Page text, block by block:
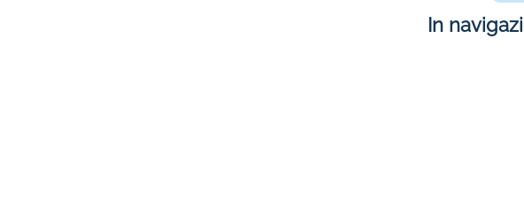
In